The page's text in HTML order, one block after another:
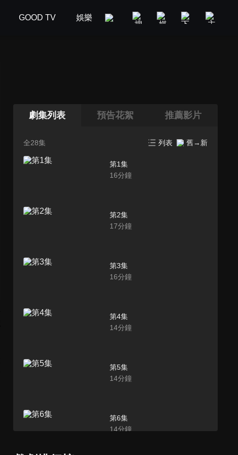
GOOD TV 娛樂 美食旅遊 新聞政論
劇集列表 預告花絮 推薦影片
全28集 列表 舊→新
第1集
16分鐘
第2集
17分鐘
第3集
16分鐘
第4集
14分鐘
第5集
14分鐘
第6集
14分鐘